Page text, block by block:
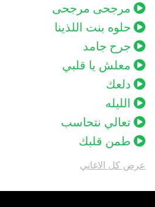
مرجحى مرجحى
حلوه بنت اللذينا
جرح جامد
معلش يا قلبي
دلعك
الليله
تعالي نتحاسب
طمن قلبك
عرض كل الاغاني